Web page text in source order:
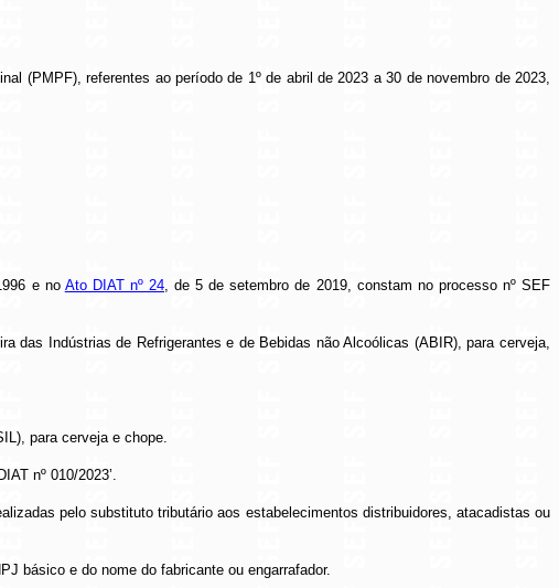
(PMPF), referentes ao período de 1º de abril de 2023 a 30 de novembro de 2023,
e no Ato DIAT nº 24 , de 5 de setembro de 2019, constam no processo nº SEF
das Indústrias de Refrigerantes e de Bebidas não Alcoólicas (ABIR), para cerveja,
para cerveja e chope.
nº 010/2023’.
pelo substituto tributário aos estabelecimentos distribuidores, atacadistas ou
básico e do nome do fabricante ou engarrafador.